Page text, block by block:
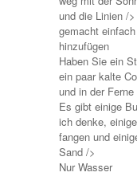
und die Linien /
gemacht
hinzufügen
Haben Sie ein
ein paar kalte
und in der
Es gibt einige
ich denke,
fangen und
Sand />
Nur Wasser